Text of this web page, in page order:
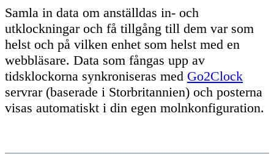
Samla in data om anställdas in- och
utklockningar och få tillgång till dem var som
helst och på vilken enhet som helst med en
webbläsare. Data som fångas upp av
tidsklockorna synkroniseras med Go2Clock
servrar (baserade i Storbritannien) och posterna
visas automatiskt i din egen molnkonfiguration.